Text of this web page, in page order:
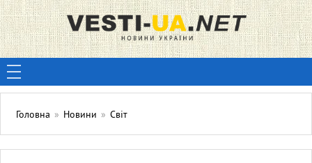
Головна » Новини » Світ